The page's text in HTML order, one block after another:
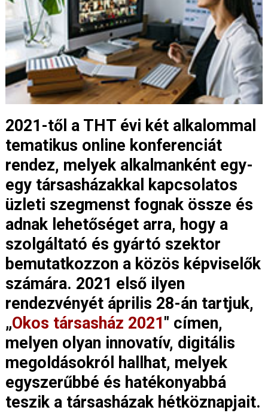
2021-től a THT évi két alkalommal
tematikus online konferenciát
rendez, melyek alkalmanként egy-
egy társasházakkal kapcsolatos
üzleti szegmenst fognak össze és
adnak lehetőséget arra, hogy a
szolgáltató és gyártó szektor
bemutatkozzon a közös képviselők
számára. 2021 első ilyen
rendezvényét április 28-án tartjuk,
„Okos társasház 2021" címen,
melyen olyan innovatív, digitális
megoldásokról hallhat, melyek
egyszerűbbé és hatékonyabbá
teszik a társasházak hétköznapjait.